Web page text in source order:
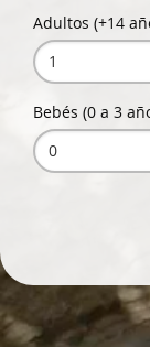
Adultos (+14
1
Bebés (0 a 3
0